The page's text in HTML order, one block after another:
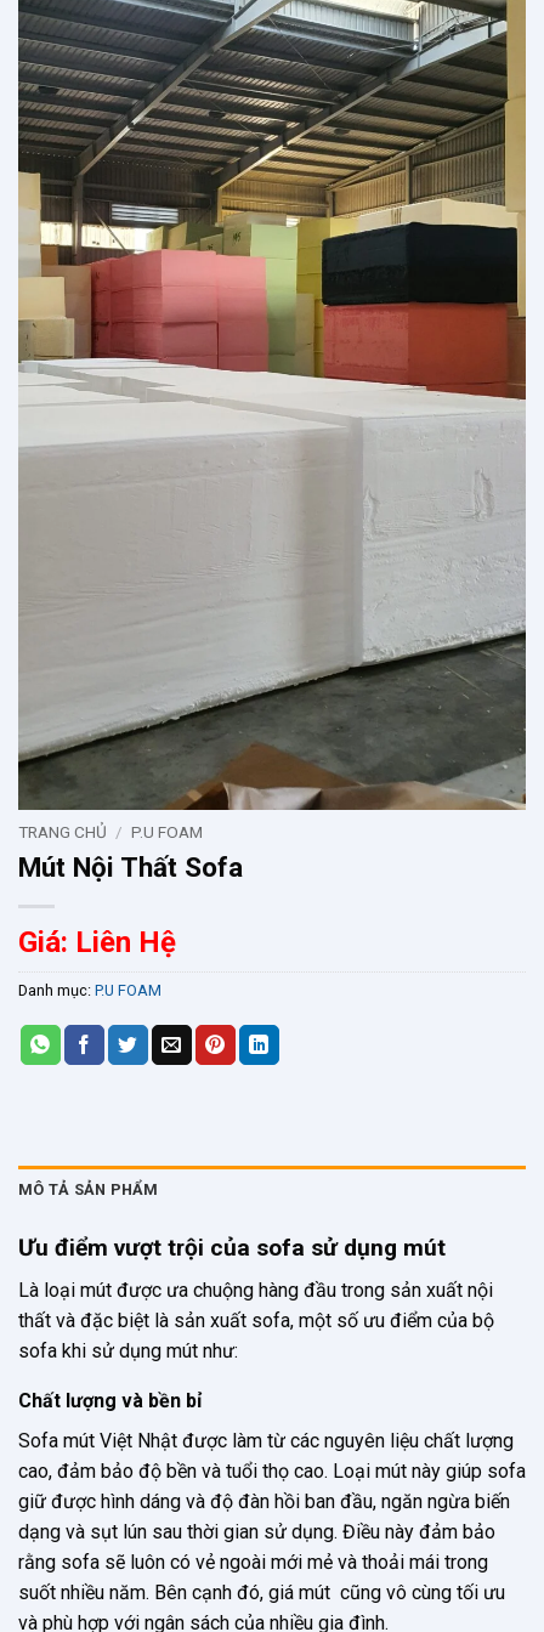
TRANG CHỦ / P.U FOAM
Mút Nội Thất Sofa
Giá: Liên Hệ
Danh mục: P.U FOAM
MÔ TẢ SẢN PHẨM
Ưu điểm vượt trội của sofa sử dụng mút
Là loại mút được ưa chuộng hàng đầu trong sản xuất nội
thất và đặc biệt là sản xuất sofa, một số ưu điểm của bộ
sofa khi sử dụng mút như:
Chất lượng và bền bỉ
Sofa mút Việt Nhật được làm từ các nguyên liệu chất lượng
cao, đảm bảo độ bền và tuổi thọ cao. Loại mút này giúp sofa
giữ được hình dáng và độ đàn hồi ban đầu, ngăn ngừa biến
dạng và sụt lún sau thời gian sử dụng. Điều này đảm bảo
rằng sofa sẽ luôn có vẻ ngoài mới mẻ và thoải mái trong
suốt nhiều năm. Bên cạnh đó, giá mút cũng vô cùng tối ưu
và phù hợp với ngân sách của nhiều gia đình.